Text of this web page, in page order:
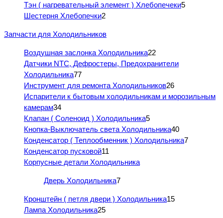
Тэн ( нагревательный элемент ) Хлебопечеки5
Шестерня Хлебопечки2
Запчасти для Холодильников
Воздушная заслонка Холодильника22
Датчики NTC, Дефростеры, Предохранители
Холодильника77
Инструмент для ремонта Холодильников26
Испарители к бытовым холодильникам и морозильным
камерам34
Клапан ( Соленоид ) Холодильника5
Кнопка-Выключатель света Холодильника40
Конденсатор ( Теплообменник ) Холодильника7
Конденсатор пусковой11
Корпусные детали Холодильника
Дверь Холодильника7
Кронштейн ( петля двери ) Холодильника15
Лампа Холодильника25